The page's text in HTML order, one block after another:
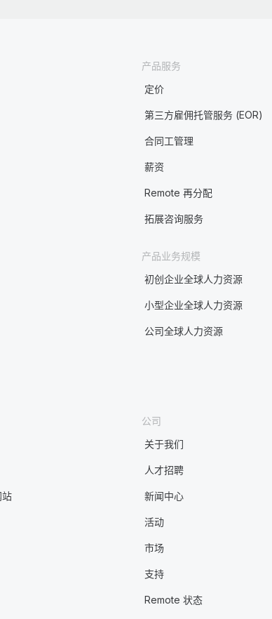
产品服务
定价
第三方雇佣托管服务 (EOR)
合同工管理
薪资
Remote 再分配
拓展咨询服务
产品业务规模
初创企业全球人力资源
小型企业全球人力资源
公司全球人力资源
站
公司
关于我们
人才招聘
新闻中心
活动
市场
支持
Remote 状态